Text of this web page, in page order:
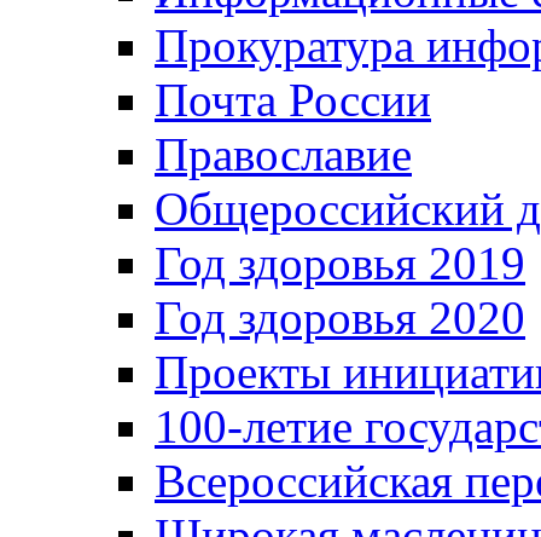
Прокуратура
Почта России
Православие
Общероссийский
Год здоровья 2019
Год здоровья 2020
Проекты
100-летие
Всероссийская